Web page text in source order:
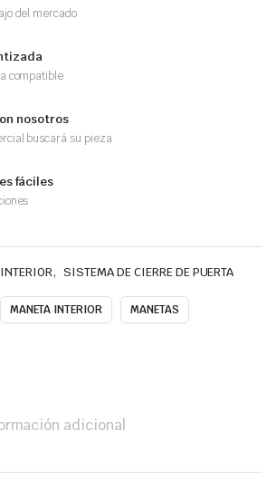
del mercado
compatible
nosotros
buscará su pieza
fáciles
, SISTEMA DE CIERRE DE PUERTA
MANETA INTERIOR MANETAS
adicional